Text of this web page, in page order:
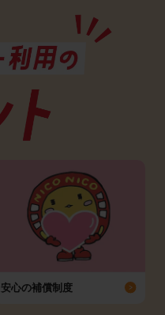
安心の補償制度